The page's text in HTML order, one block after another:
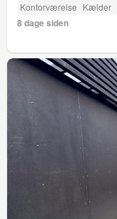
Kontorværelse Kælder
8 dage siden